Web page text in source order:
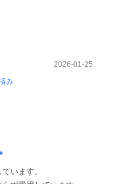
み
2026-01-25
います。